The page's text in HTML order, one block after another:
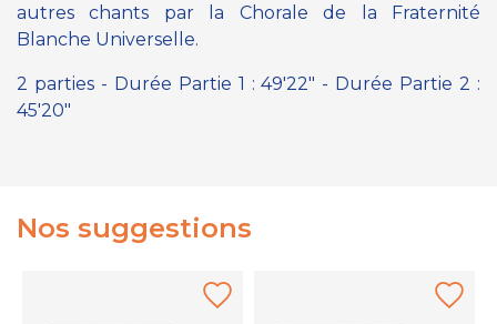
autres chants par la Chorale de la Fraternité
Blanche Universelle.
2 parties - Durée Partie 1 : 49'22" - Durée Partie 2 :
45'20"
Nos suggestions